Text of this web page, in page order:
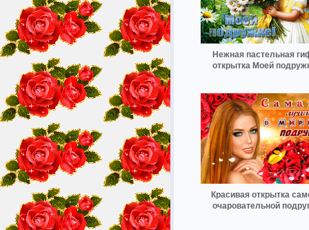
Нежная пастельная
открытка Моей
Красивая открытка
очаровательной